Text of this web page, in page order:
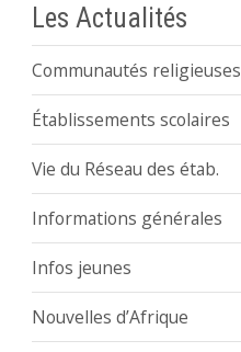
Les Actualités
Communautés religieuses
Établissements scolaires
Vie du Réseau des étab.
Informations générales
Infos jeunes
Nouvelles d’Afrique